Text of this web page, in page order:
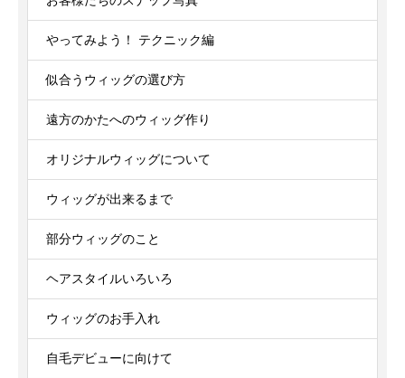
やってみよう！ テクニック編
似合うウィッグの選び方
遠方のかたへのウィッグ作り
オリジナルウィッグについて
ウィッグが出来るまで
部分ウィッグのこと
ヘアスタイルいろいろ
ウィッグのお手入れ
自毛デビューに向けて